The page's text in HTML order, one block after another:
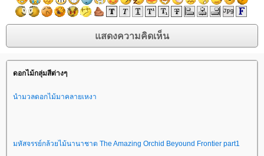
ดอกไม้กลุ่มสีต่างๆ
นำมวลดอกไม้มาคลายเหงา
มหัสจรรย์กล้วยไม้นานาชาต The Amazing Orchid Beyound Frontier part1